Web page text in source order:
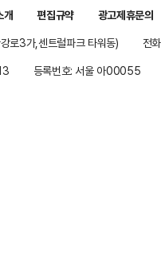
개 편집규약
광고제휴문의
로3가,센트럴파크 타워동)
전
등록번호: 서울 아00055